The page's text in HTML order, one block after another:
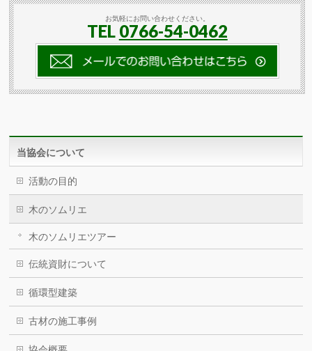
お気軽にお問い合わせください。
TEL 0766-54-0462
当協会について
活動の目的
木のソムリエ
木のソムリエツアー
伝統資財について
循環型建築
古材の施工事例